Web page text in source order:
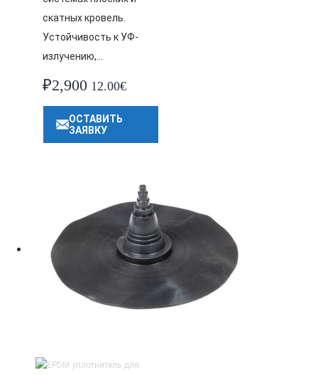
скатных кровель.
Устойчивость к УФ-
излучению,…
₽2,900 12.00€
ОСТАВИТЬ
ЗАЯВКУ